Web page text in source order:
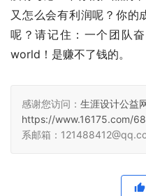
又怎么会有利润呢？你的
呢？请记住：一个团队
world！是赚不了钱的。
感谢您访问： 生涯设计公益
https://www.16175.com/
系邮箱：